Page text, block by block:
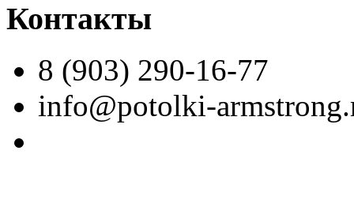
Контакты
8 (903) 290-16-77
info@potolki-